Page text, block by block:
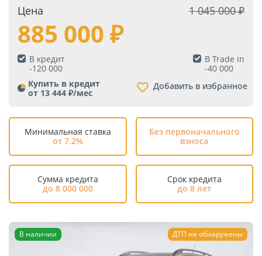
Цена 1 045 000
885 000
В кредит
-120 000
В Trade in
-40 000
Купить в кредит
от 13 444 ₽/мес
Добавить в избранное
Минимальная ставка
от 7.2%
Без первоначального
взноса
Сумма кредита
до 8 000 000
Срок кредита
до 8 лет
В наличии ДТП не обнаружены